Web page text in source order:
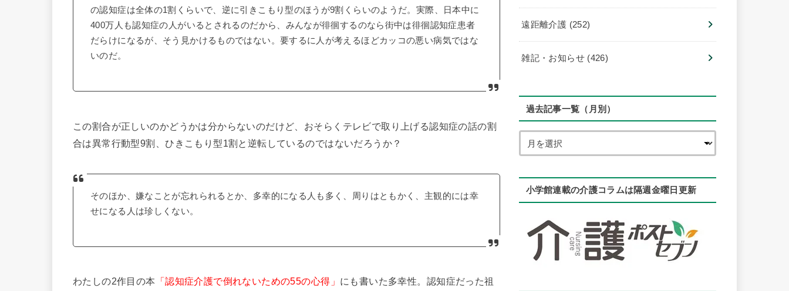
の認知症は全体の1割くらいで、逆に引きこもり型のほうが9割くらいのようだ。実際、日本中に
400万人も認知症の人がいるとされるのだから、みんなが徘徊するのなら街中は徘徊認知症患者
だらけになるが、そう見かけるものではない。要するに人が考えるほどカッコの悪い病気ではな
いのだ。
この割合が正しいのかどうかは分からないのだけど、おそらくテレビで取り上げる認知症の話の割
合は異常行動型9割、ひきこもり型1割と逆転しているのではないだろうか？
そのほか、嫌なことが忘れられるとか、多幸的になる人も多く、周りはともかく、主観的には幸
せになる人は珍しくない。
わたしの2作目の本 「認知症介護で倒れないための55の心得」 にも書いた多幸性。認知症だった祖
遠距離介護 (252)
雑記・お知らせ (426)
過去記事一覧（月別）
小学館連載の介護コラムは隔週金曜日更新